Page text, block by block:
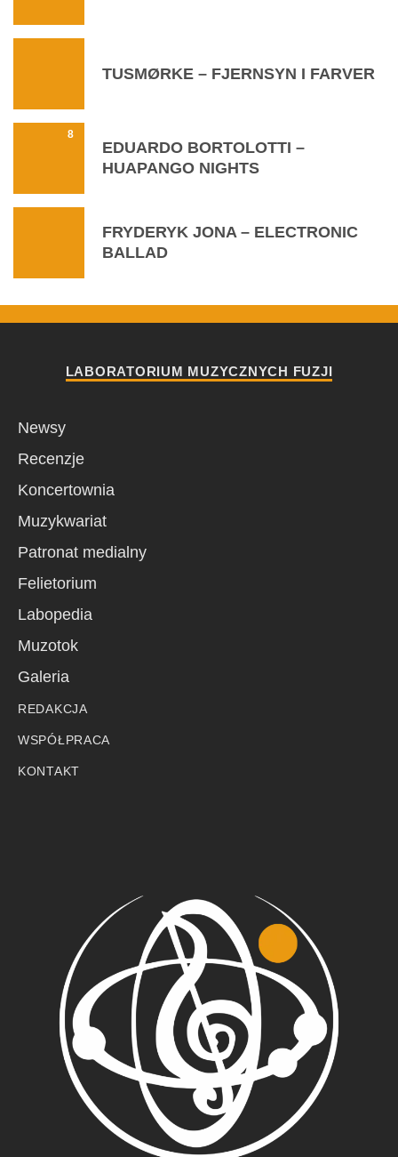
TUSMØRKE – FJERNSYN I FARVER
8
EDUARDO BORTOLOTTI –
HUAPANGO NIGHTS
FRYDERYK JONA – ELECTRONIC
BALLAD
LABORATORIUM MUZYCZNYCH FUZJI
Newsy
Recenzje
Koncertownia
Muzykwariat
Patronat medialny
Felietorium
Labopedia
Muzotok
Galeria
REDAKCJA
WSPÓŁPRACA
KONTAKT